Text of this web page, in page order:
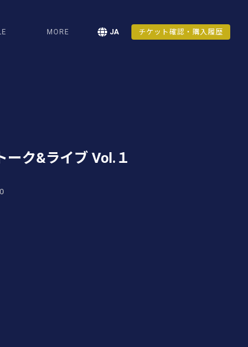
MORE JA チケット確認・購入履歴
ーク&ライブ Vol.１